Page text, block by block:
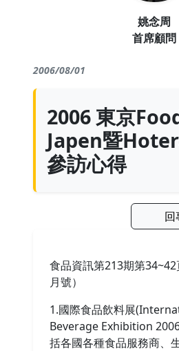
姚念周
首席顧問
2006/08/01
2006 東京
Japen暨
參訪心得
回
食品資訊第213期第
月號）
1.國際食品飲料展
Beverage Exhibition
括各國各種食品服務商、